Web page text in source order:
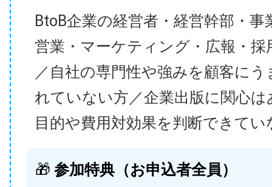
BtoB企業の経営者・経営幹部・事
営業・マーケティング・広報・採
／自社の専門性や強みを顧客に
れていない方／企業出版に関心
目的や費用対効果を判断できてい
🎁 参加特典（お申込者全員）